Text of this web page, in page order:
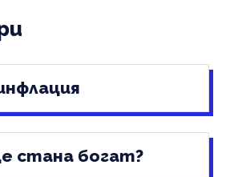
стана богат?